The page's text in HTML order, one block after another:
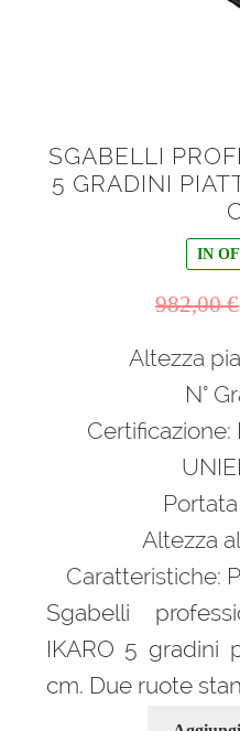
SGABELLI
5 GRADINI
IN
982,00€
Altezza
N°
Altezza
Caratteristiche:
Sgabelli
IKARO 5 gradini
cm. Due ruote